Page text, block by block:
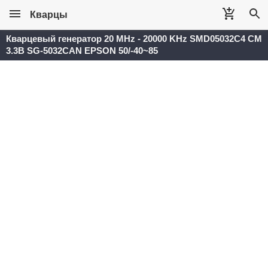
Кварцы
Кварцевый генератор 20 MHz - 20000 KHz SMD05032C4 CM
3.3В SG-5032CAN EPSON 50/-40~85